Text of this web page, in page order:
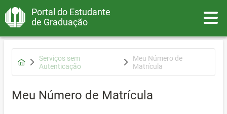
Portal do Estudante
de Graduação
Serviços sem
Autenticação
Meu Número de
Matrícula
Meu Número de Matrícula